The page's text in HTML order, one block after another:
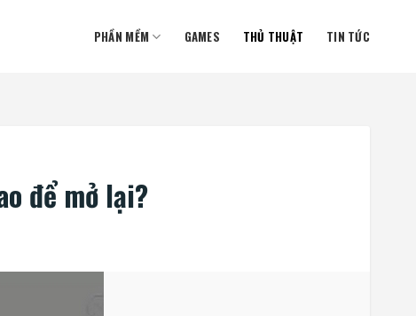
PHẦN MỀM GAMES THỦ THUẬT TIN TỨC
để mở lại?